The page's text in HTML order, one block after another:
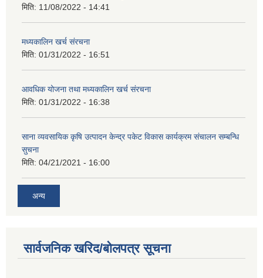
मिति: 11/08/2022 - 14:41
मध्यकालिन खर्च संरचना
मिति: 01/31/2022 - 16:51
आवधिक योजना तथा मध्यकालिन खर्च संरचना
मिति: 01/31/2022 - 16:38
साना व्यवसायिक कृषि उत्पादन केन्द्र पकेट विकास कार्यक्रम संचालन सम्बन्धि
सुचना
मिति: 04/21/2021 - 16:00
अन्य
सार्वजनिक खरिद/बोलपत्र सूचना